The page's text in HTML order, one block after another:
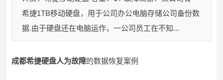
希捷1TB移动硬盘，用于公司办公电脑存储公司备份数
据.由于硬盘还在电脑运作，一公司员工在不知...
成都希捷硬盘人为故障的数据恢复案例